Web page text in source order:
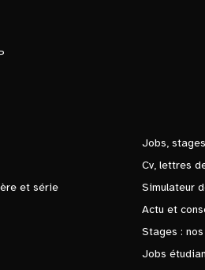
et série
Jobs, stages
Cv, lettres
Simulateur
Actu et
Stages :
Jobs